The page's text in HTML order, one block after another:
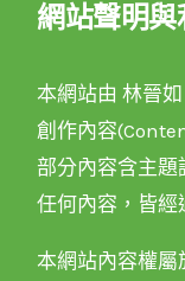
網站聲明
本網站由 林晉
創作內容
部分內容含主題
任何內容，皆經
本網站內容權